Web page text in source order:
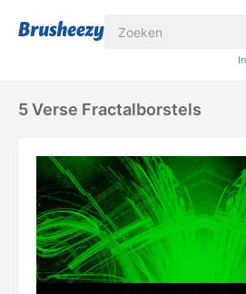
5 Verse Fractalborstels